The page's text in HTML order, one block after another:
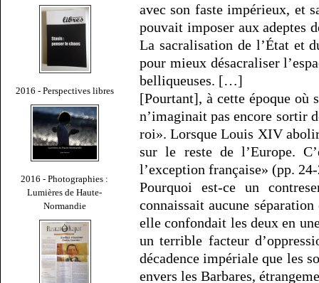
2016 - Perspectives libres
2016 - Photographies :
Lumières de Haute-
Normandie
avec son faste impérieux, et
pouvait imposer aux adeptes
La sacralisation de l’État et
pour mieux désacraliser
belliqueuses. […]
[Pourtant], à cette époque où
n’imaginait pas encore sortir
roi». Lorsque Louis XIV
sur le reste de l’Europe.
l’exception française» (pp.
Pourquoi est-ce un
connaissait aucune
elle confondait les deux en
un terrible facteur
décadence impériale que les
envers les Barbares,